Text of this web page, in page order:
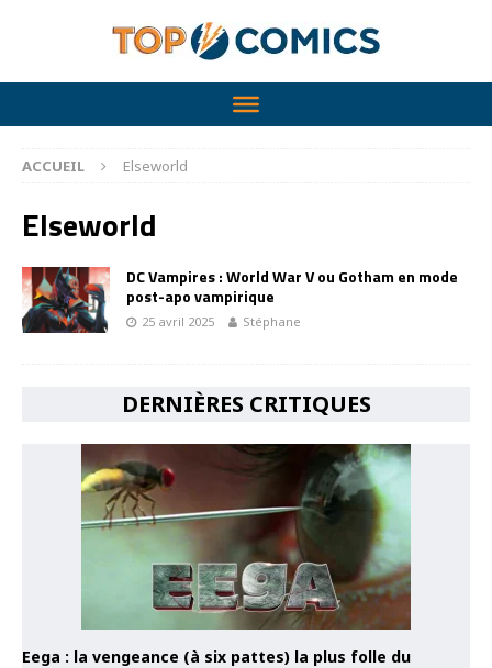
ACCUEIL Elseworld
Elseworld
DC Vampires : World War V ou Gotham en mode
post-apo vampirique
25 avril 2025 Stéphane
DERNIÈRES CRITIQUES
Eega : la vengeance (à six pattes) la plus folle du